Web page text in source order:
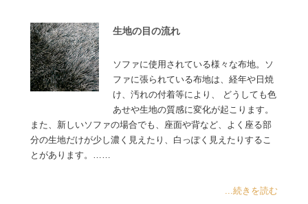
生地の目の流れ
ソファに使用されている様々な布地。ソ
ファに張られている布地は、経年や日焼
け、汚れの付着等により、 どうしても色
あせや生地の質感に変化が起こります。
また、新しいソファの場合でも、座面や背など、よく座る部
分の生地だけが少し濃く見えたり、白っぽく見えたりするこ
とがあります。……
...続きを読む